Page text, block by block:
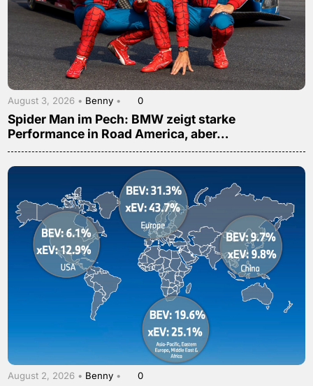
August 3, 2026 • Benny • 0
Spider Man im Pech: BMW zeigt starke
Performance in Road America, aber…
August 2, 2026 • Benny • 0